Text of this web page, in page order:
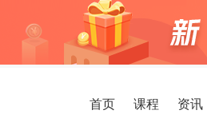
首页 课程 资讯